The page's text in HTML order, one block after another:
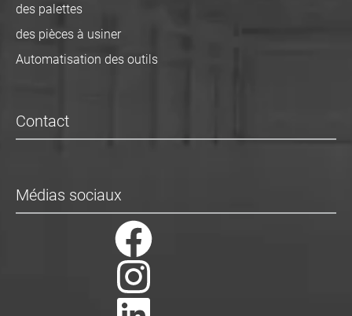
des palettes
des pièces à usiner
Automatisation des outils
Contact
Médias sociaux